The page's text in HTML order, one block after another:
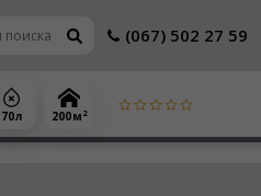
(067) 502 27 59
70 л 200 м 2